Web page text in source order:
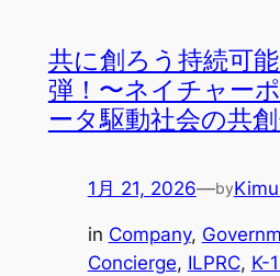
共に創ろう持続可
弾！〜ネイチャー
ータ駆動社会の共
1月 21, 2026—by
in Company,
Concierge, ILPRC, K-